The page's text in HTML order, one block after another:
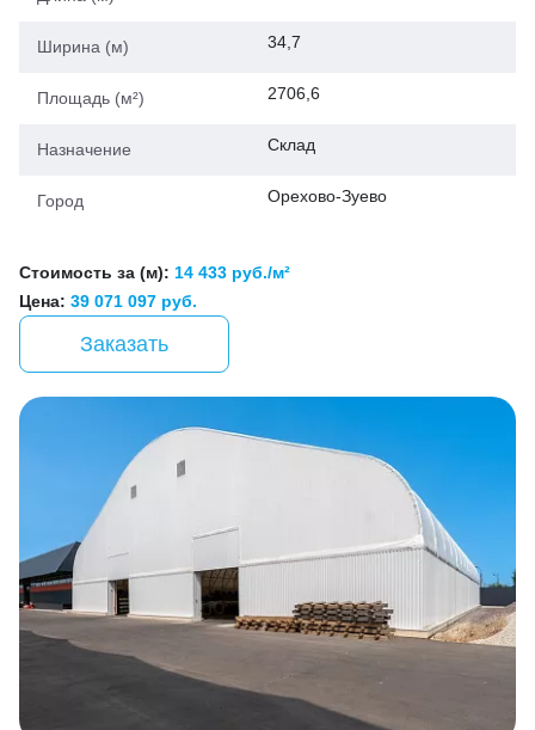
Ширина (м) 34,7
Площадь (м²) 2706,6
Назначение Склад
Город Орехово-Зуево
Стоимость за (м): 14 433 руб./м²
Цена: 39 071 097 руб.
Заказать